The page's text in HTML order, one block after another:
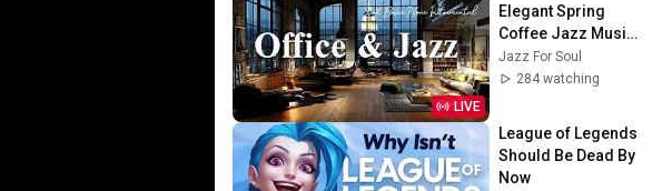
LIVE
Elegant Spring
Coffee Jazz Music
& Soft Bossa Nova
Instrumental for
Jazz For Soul
284 watching
League of Legends
Should Be Dead By
Now